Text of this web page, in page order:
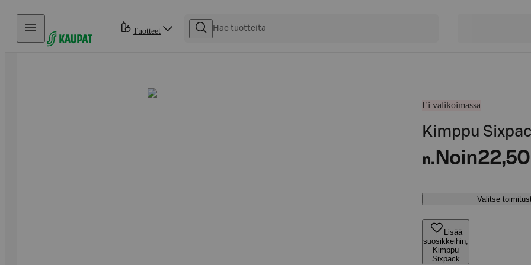
Hyppää sisältöön
Tuotteet
Ei valikoimassa
Kimppu
n. Noin
Valitse
Lisää
suosikkeihin,
Kimppu
Sixpack